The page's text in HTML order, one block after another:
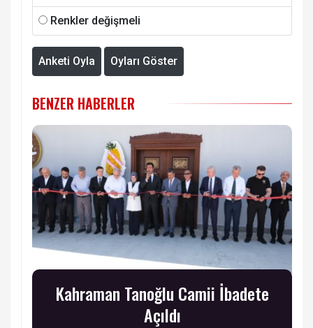
Renkler değişmeli
Anketi Oyla Oyları Göster
BENZER HABERLER
Kahraman Tanoğlu Camii İbadete
Açıldı